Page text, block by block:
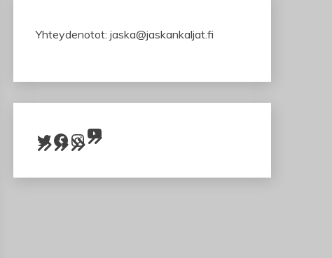
Yhteydenotot: jaska@jaskankaljat.fi
Twitter Facebook InstagramYouTube